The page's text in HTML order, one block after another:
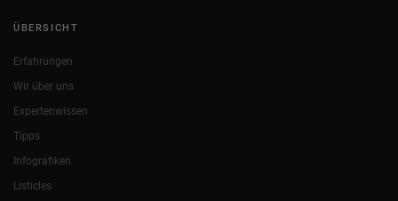
ÜBERSICHT
Erfahrungen
Wir über uns
Expertenwissen
Tipps
Infografiken
Listicles